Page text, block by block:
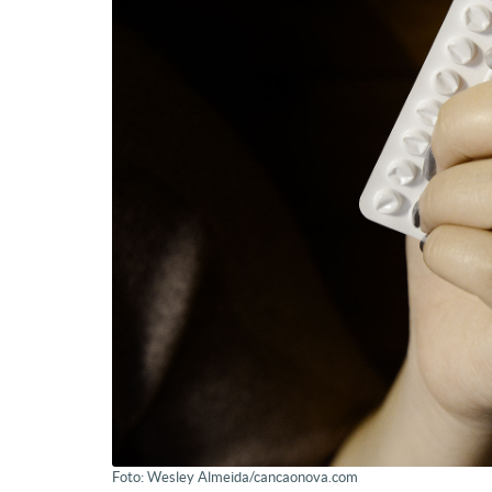
Foto: Wesley Almeida/cancaonova.com